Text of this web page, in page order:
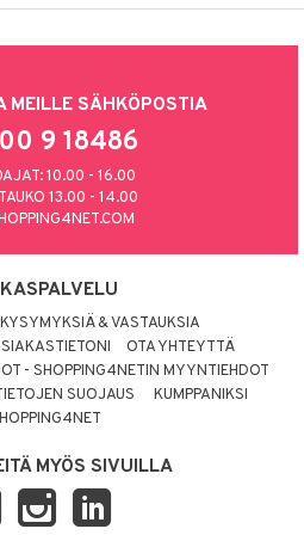
MEILLE SÄHKÖPOSTIA
9 18486
10.00 - 16.00
13.00 - 14.00
KYSYMYKSIÄ & VASTAUKSIA
OTA YHTEYTTÄ
- SHOPPING4NETIN MYYNTIEHDOT
SUOJAUS
KUMPPANIKSI
MYÖS SIVUILLA